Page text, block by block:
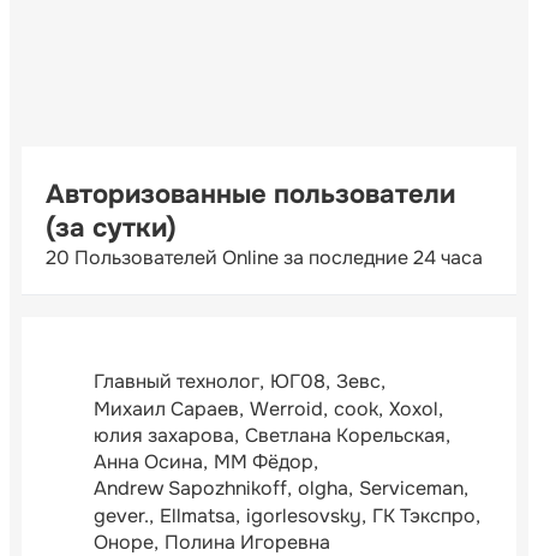
Авторизованные пользователи
(за сутки)
20 Пользователей Online за последние 24 часа
Главный технолог ЮГ08 Зевс
Михаил Сараев Werroid cook Xoxol
юлия захарова Светлана Корельская
Анна Осина ММ Фёдор
Andrew Sapozhnikoff olgha Serviceman
gever. Ellmatsa igorlesovsky ГК Тэкспро
Оноре Полина Игоревна